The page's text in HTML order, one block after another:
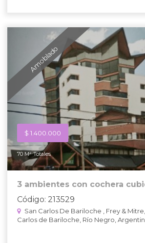
Amoblado
$ 1.400.000
70 M² Totales
3 ambientes con cochera
Código: 213529
San Carlos De Bariloche , Frey &
Carlos de Bariloche, Río Negro,